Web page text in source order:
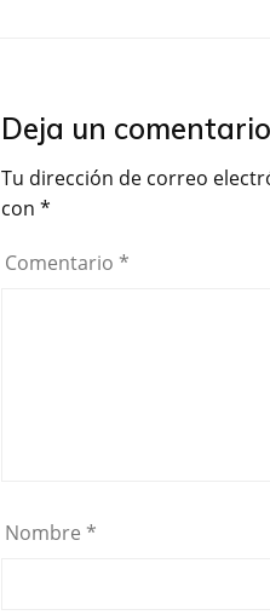
Deja un comentario
Tu dirección de correo
con *
Comentario *
Nombre *